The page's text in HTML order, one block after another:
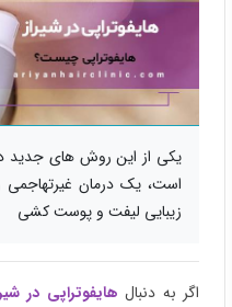
یکی از این روش‌ های جدید
است، یک درمان
زیبایی لیفت و پوست کشی
اگر به‌ دنبال هایفوتراپی در